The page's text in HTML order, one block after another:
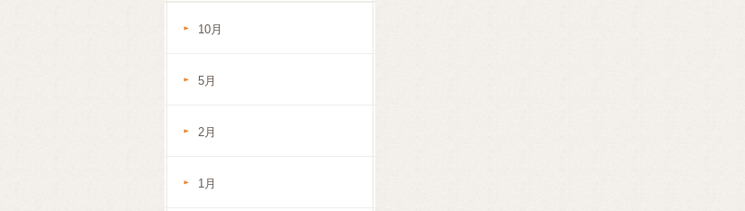
10月
5月
2月
1月